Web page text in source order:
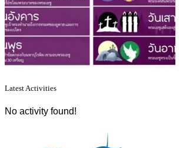
Asides
Latest Activities
No activity found!